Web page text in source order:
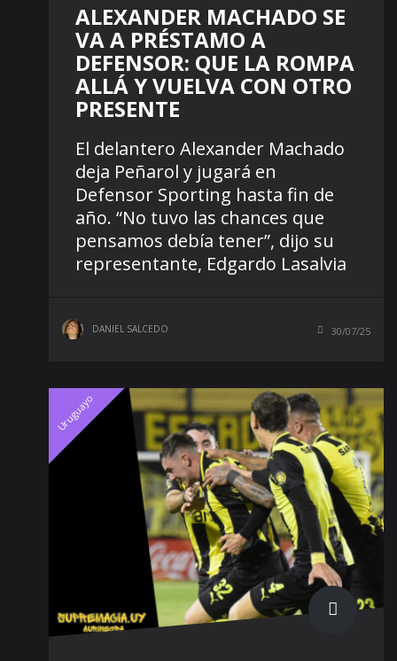
ALEXANDER MACHADO SE
VA A PRÉSTAMO A
DEFENSOR: QUE LA ROMPA
ALLÁ Y VUELVA CON OTRO
PRESENTE
El delantero Alexander Machado
deja Peñarol y jugará en
Defensor Sporting hasta fin de
año. “No tuvo las chances que
pensamos debía tener”, dijo su
representante, Edgardo Lasalvia
DANIEL SALCEDO 30/07/25
Uruguayo